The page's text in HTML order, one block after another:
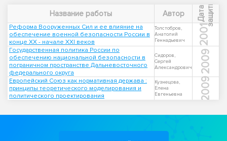
Название работы Автор Д
а
т
а
з
а
щ
и
т ы
Реформа Вооруженных Сил и ее влияние на
обеспечение военной безопасности России в
конце XX - начале XXI веков
Толстобров,
Анатолий
Геннадьевич
2001
Государственная политика России по
обеспечению национальной безопасности в
пограничном пространстве Дальневосточного
федерального округа
Сидоров,
Сергей
Александрович
2009
Европейский Союз как нормативная держава :
принципы теоретического моделирования и
политического проектирования
Кузнецова,
Елена
Евгеньевна
2009